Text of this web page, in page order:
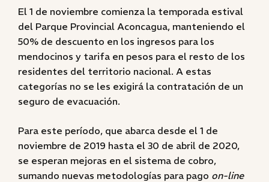
El 1 de noviembre comienza la temporada estival
del Parque Provincial Aconcagua, manteniendo el
50% de descuento en los ingresos para los
mendocinos y tarifa en pesos para el resto de los
residentes del territorio nacional. A estas
categorías no se les exigirá la contratación de un
seguro de evacuación.
Para este período, que abarca desde el 1 de
noviembre de 2019 hasta el 30 de abril de 2020,
se esperan mejoras en el sistema de cobro,
sumando nuevas metodologías para pago on-line